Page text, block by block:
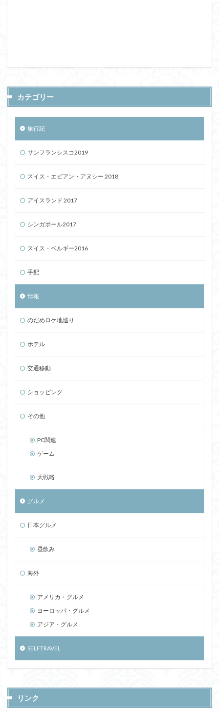
カテゴリー
旅行紀
サンフランシスコ2019
スイス・エビアン・アヌシー 2018
アイスランド 2017
シンガポール2017
スイス・ベルギー2016
手配
情報
のだめロケ地巡り
ホテル
交通移動
ショッピング
その他
PC関連
ゲーム
大戦略
グルメ
日本グルメ
昼飲み
海外
アメリカ・グルメ
ヨーロッパ・グルメ
アジア・グルメ
SELFTRAVEL
リンク